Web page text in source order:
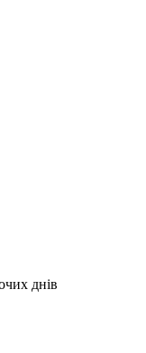
днів